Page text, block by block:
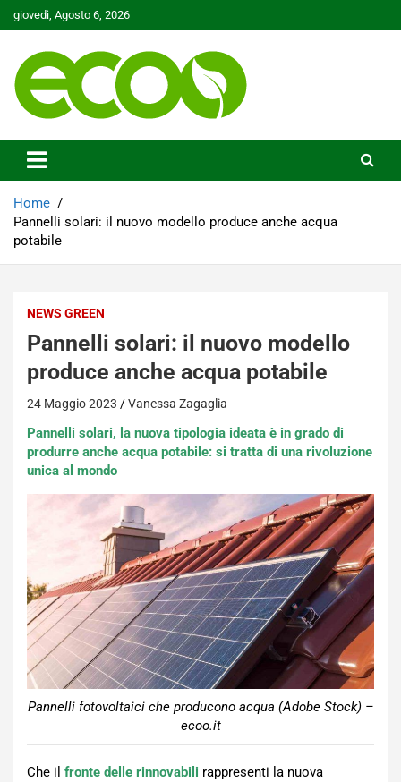
Skip
to
giovedì, Agosto 6, 2026
Ecoo.it
Home
Pannelli solari: il nuovo modello produce anche acqua
potabile
NEWS GREEN
Pannelli solari: il nuovo modello
produce anche acqua potabile
24 Maggio 2023 Vanessa Zagaglia
Pannelli solari, la nuova tipologia ideata è in grado di
produrre anche acqua potabile: si tratta di una rivoluzione
unica al mondo
Pannelli fotovoltaici che producono acqua (Adobe Stock) –
ecoo.it
Che il fronte delle rinnovabili rappresenti la nuova